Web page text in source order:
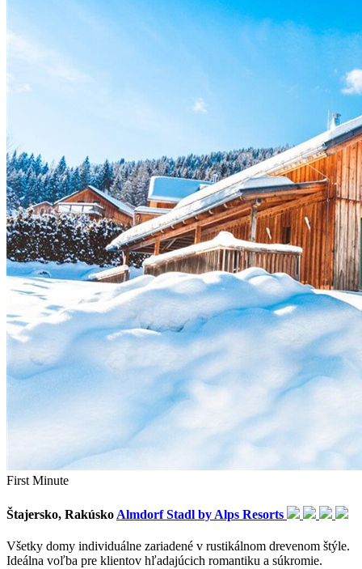
First Minute
Štajersko, Rakúsko Almdorf Stadl by Alps Resorts
Všetky domy individuálne zariadené v rustikálnom drevenom štýle.
Ideálna voľba pre klientov hľadajúcich romantiku a súkromie.